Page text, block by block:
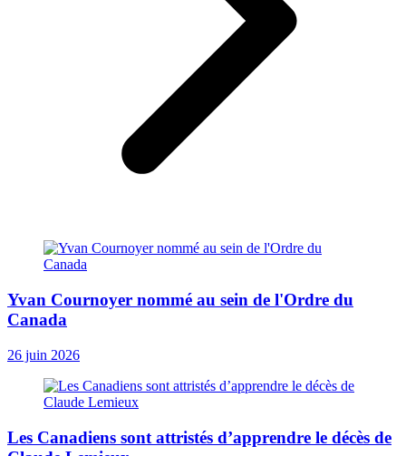
Yvan Cournoyer nommé au sein de l'Ordre du
Canada
26 juin 2026
Les Canadiens sont attristés d’apprendre le décès de